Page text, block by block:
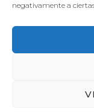
negativamente a
CONDUCTA